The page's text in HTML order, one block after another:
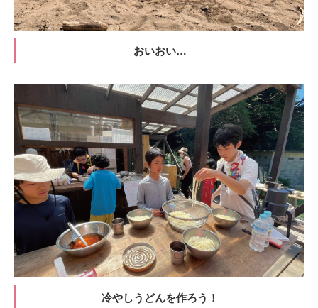
おいおい…
冷やしうどんを作ろう！